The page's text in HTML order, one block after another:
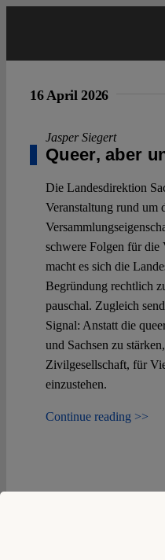
16 April 2026
Jasper Siegert
Queer, aber
Die Landesdirektion
Veranstaltung rund um
schwere Folgen für die
macht es sich die
Begründung rechtlich
pauschal. Zugleich
Signal: Anstatt die
und Sachsen zu
Zivilgesellschaft, für
einzustehen.
Continue reading >>